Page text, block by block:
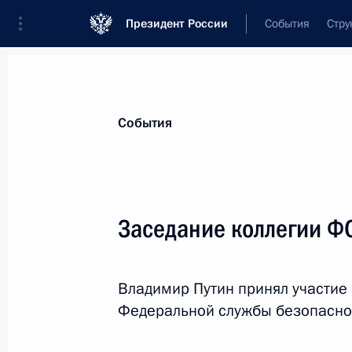
Президент России События
Лента событий
События
Заседание коллегии
Владимир Путин принял
Федеральной службы